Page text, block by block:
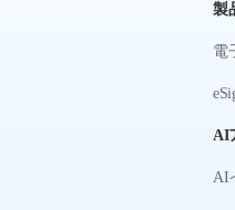
製
電
AI
AI